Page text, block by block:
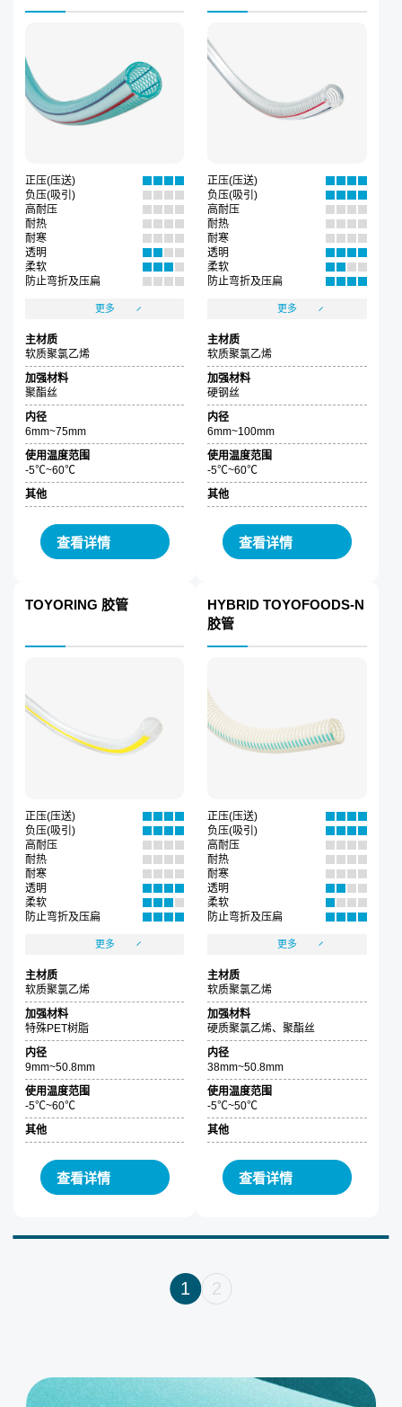
正压(压送)
负压(吸引)
高耐压
耐热
耐寒
透明
柔软
防止弯折及压扁
更多
主材质
软质聚氯乙烯
加强材料
聚酯丝
内径
6mm~75mm
使用温度范围
-5℃~60℃
其他
查看详情
正压(压送)
负压(吸引)
高耐压
耐热
耐寒
透明
柔软
防止弯折及压扁
更多
主材质
软质聚氯乙烯
加强材料
硬钢丝
内径
6mm~100mm
使用温度范围
-5℃~60℃
其他
查看详情
TOYORING 胶管
正压(压送)
负压(吸引)
高耐压
耐热
耐寒
透明
柔软
防止弯折及压扁
更多
主材质
软质聚氯乙烯
加强材料
特殊PET树脂
内径
9mm~50.8mm
使用温度范围
-5℃~60℃
其他
查看详情
HYBRID TOYOFOODS-N
胶管
正压(压送)
负压(吸引)
高耐压
耐热
耐寒
透明
柔软
防止弯折及压扁
更多
主材质
软质聚氯乙烯
加强材料
硬质聚氯乙烯、聚酯丝
内径
38mm~50.8mm
使用温度范围
-5℃~50℃
其他
查看详情
1 2